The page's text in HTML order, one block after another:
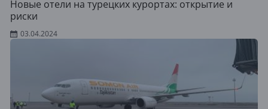
Новые отели на турецких курортах: открытие и
риски
03.04.2024